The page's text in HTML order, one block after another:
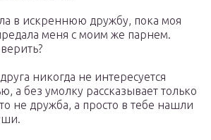
в искреннюю дружбу, пока моя
меня с моим же парнем.
никогда не интересуется
а без умолку рассказывает только
не дружба, а просто в тебе нашли